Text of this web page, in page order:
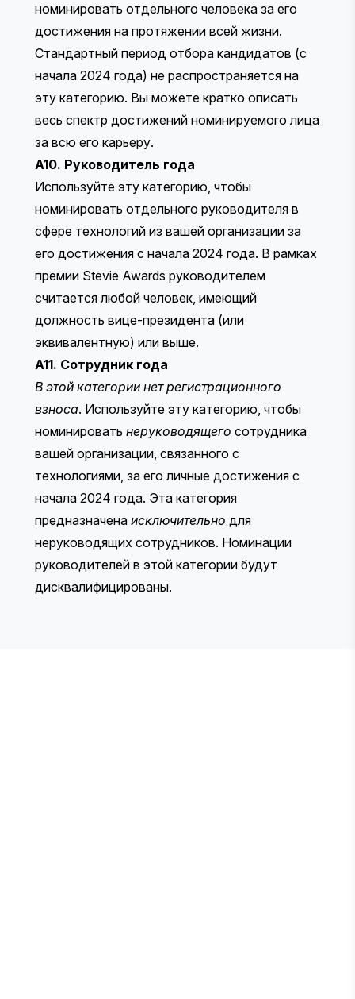
номинировать отдельного человека за его
достижения на протяжении всей жизни.
Стандартный период отбора кандидатов (с
начала 2024 года) не распространяется на
эту категорию. Вы можете кратко описать
весь спектр достижений номинируемого лица
за всю его карьеру.
A10. Руководитель года
Используйте эту категорию, чтобы
номинировать отдельного руководителя в
сфере технологий из вашей организации за
его достижения с начала 2024 года. В рамках
премии Stevie Awards руководителем
считается любой человек, имеющий
должность вице-президента (или
эквивалентную) или выше.
A11. Сотрудник года
В этой категории нет регистрационного
взноса. Используйте эту категорию, чтобы
номинировать неруководящего сотрудника
вашей организации, связанного с
технологиями, за его личные достижения с
начала 2024 года. Эта категория
предназначена исключительно для
неруководящих сотрудников. Номинации
руководителей в этой категории будут
дисквалифицированы.